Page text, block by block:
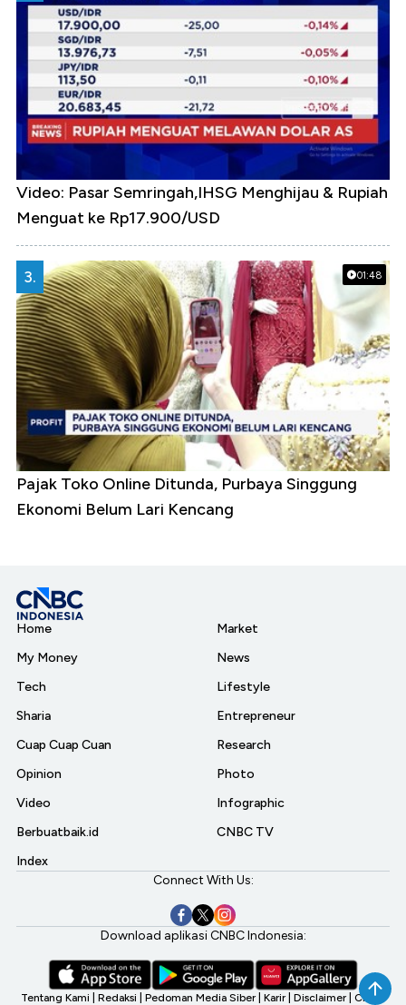
Video: Pasar Semringah,IHSG Menghijau & Rupiah
Menguat ke Rp17.900/USD
01:48
3.
Pajak Toko Online Ditunda, Purbaya Singgung
Ekonomi Belum Lari Kencang
Home
My Money
Tech
Sharia
Cuap Cuap Cuan
Opinion
Video
Berbuatbaik.id
Index
Market
News
Lifestyle
Entrepreneur
Research
Photo
Infographic
CNBC TV
Connect With Us:
Download aplikasi CNBC Indonesia:
Tentang Kami Redaksi Pedoman Media Siber Karir Disclaimer CNBC